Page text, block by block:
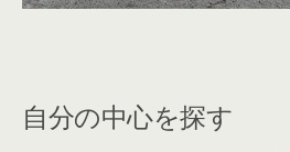
自分の中心を探す